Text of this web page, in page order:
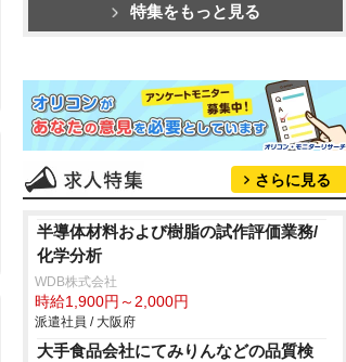
特集をもっと見る
さらに見る
半導体材料および樹脂の試作評価業務/
化学分析
WDB株式会社
時給1,900円～2,000円
派遣社員 / 大阪府
大手食品会社にてみりんなどの品質検